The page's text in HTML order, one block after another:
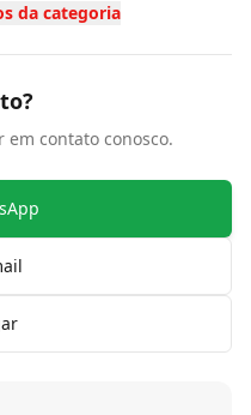
da categoria
contato conosco.